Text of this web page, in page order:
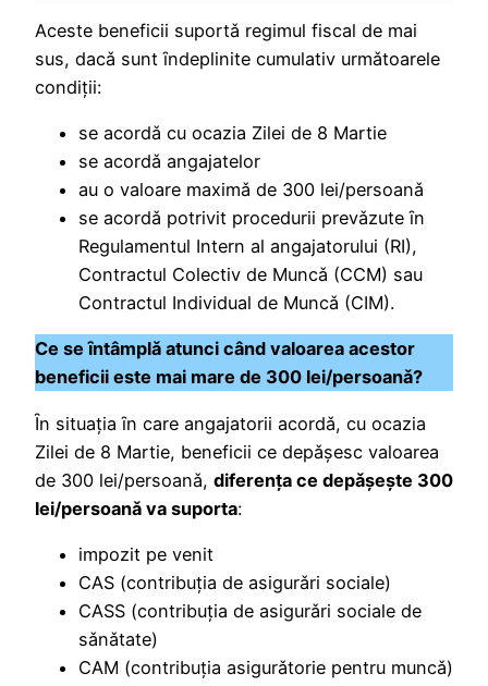
Aceste beneficii suportǎ regimul fiscal de mai
sus, dacǎ sunt ȋndeplinite cumulativ urmǎtoarele
condiţii:
se acordǎ cu ocazia Zilei de 8 Martie
se acordǎ angajatelor
au o valoare maximǎ de 300 lei/persoanǎ
se acordǎ potrivit procedurii prevǎzute ȋn
Regulamentul Intern al angajatorului (RI),
Contractul Colectiv de Muncǎ (CCM) sau
Contractul Individual de Muncǎ (CIM).
Ce se ȋntâmplǎ atunci când valoarea acestor
beneficii este mai mare de 300 lei/persoanǎ?
Ȋn situaţia ȋn care angajatorii acordǎ, cu ocazia
Zilei de 8 Martie, beneficii ce depǎșesc valoarea
de 300 lei/persoanǎ, diferenţa ce depǎșește 300
lei/persoanǎ va suporta:
impozit pe venit
CAS (contribuţia de asigurǎri sociale)
CASS (contribuţia de asigurǎri sociale de
sǎnǎtate)
CAM (contribuţia asigurǎtorie pentru muncǎ)